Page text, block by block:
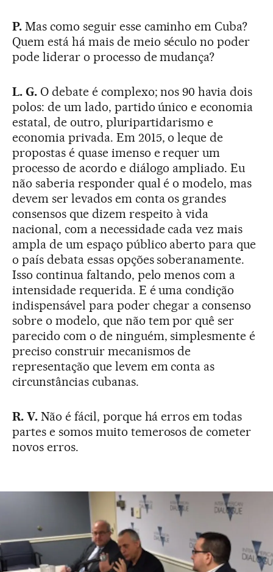
P.Mas como seguir esse caminho em Cuba?
Quem está há mais de meio século no poder
pode liderar o processo de mudança?
L. G. O debate é complexo; nos 90 havia dois
polos: de um lado, partido único e economia
estatal, de outro, pluripartidarismo e
economia privada. Em 2015, o leque de
propostas é quase imenso e requer um
processo de acordo e diálogo ampliado. Eu
não saberia responder qual é o modelo, mas
devem ser levados em conta os grandes
consensos que dizem respeito à vida
nacional, com a necessidade cada vez mais
ampla de um espaço público aberto para que
o país debata essas opções soberanamente.
Isso continua faltando, pelo menos com a
intensidade requerida. E é uma condição
indispensável para poder chegar a consenso
sobre o modelo, que não tem por quê ser
parecido com o de ninguém, simplesmente é
preciso construir mecanismos de
representação que levem em conta as
circunstâncias cubanas.
R. V. Não é fácil, porque há erros em todas
partes e somos muito temerosos de cometer
novos erros.